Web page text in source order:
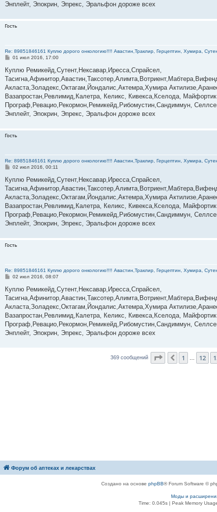
Энплейт, Эпокрин, Эпрекс, Эральфон дороже всех
Гость
Re: 89851846161 Куплю дорого онкологию!!!! Авастин,Траклир, Герцептин, Хумира,
С
о
б
щ
е
и
е
01 июл 2016, 17:00
Куплю Ремикейд,Сутент,Нексавар,Иресса,Спрайсел,
Акласта,Золадекс,Октагам,Йондалис,Актемра,Хумира
Вазапростан,Ревлимид,Калетра, Келикс, Кивекса,Кселода,
Програф,Ревацио,Рекормон,Ремикейд,Рибомустин,Сандиммун,
Энплейт, Эпокрин, Эпрекс, Эральфон дороже всех
Гость
Re: 89851846161 Куплю дорого онкологию!!!! Авастин,Траклир, Герцептин, Хумира,
С
о
б
щ
е
и
е
02 июл 2016, 00:11
Куплю Ремикейд,Сутент,Нексавар,Иресса,Спрайсел,
Акласта,Золадекс,Октагам,Йондалис,Актемра,Хумира
Вазапростан,Ревлимид,Калетра, Келикс, Кивекса,Кселода,
Програф,Ревацио,Рекормон,Ремикейд,Рибомустин,Сандиммун,
Энплейт, Эпокрин, Эпрекс, Эральфон дороже всех
Гость
Re: 89851846161 Куплю дорого онкологию!!!! Авастин,Траклир, Герцептин, Хумира,
С
о
б
щ
е
и
е
02 июл 2016, 08:07
Куплю Ремикейд,Сутент,Нексавар,Иресса,Спрайсел,
Акласта,Золадекс,Октагам,Йондалис,Актемра,Хумира
Вазапростан,Ревлимид,Калетра, Келикс, Кивекса,Кселода,
Програф,Ревацио,Рекормон,Ремикейд,Рибомустин,Сандиммун,
Энплейт, Эпокрин, Эпрекс, Эральфон дороже всех
369 сообщений Страница 14из
Пред.
1 12
Форум об аптеках и лекарствах
Создано на основе phpBB® Forum Software ©
Моды и
Time: 0.045s| Peak Memory